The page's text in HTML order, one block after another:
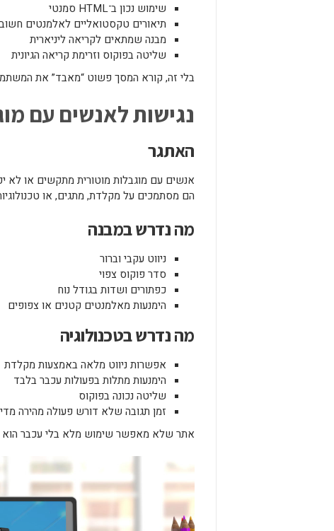
שימוש נכון ב־HTML סמנטי
תיאורים טקסטואליים לאלמנטים
מבנה שמתאים לקריאה ליניארית
שליטה בפוקוס וזרימת קריאה הגיונית
בלי זה, קורא המסך פשוט “מאבד” את
נגישות לאנשים עם
האתגר
אנשים עם מוגבלות מוטורית מתקשים או לא
הם מסתמכים על מקלדת, מתגים, או
מה נדרש במבנה
ניווט עקבי וברור
סדר פוקוס צפוי
כפתורים ושדות בגודל נוח
הימנעות מאלמנטים קטנים או צפופים
מה נדרש בטכנולוגיה
אפשרות ניווט מלאה באמצעות מקלדת
הימנעות מתלות בפעולות עכבר בלבד
שליטה נכונה בפוקוס
זמן תגובה שלא דורש פעולה מהירה מדי
אתר שלא מאפשר שימוש מלא בלי עכבר הוא